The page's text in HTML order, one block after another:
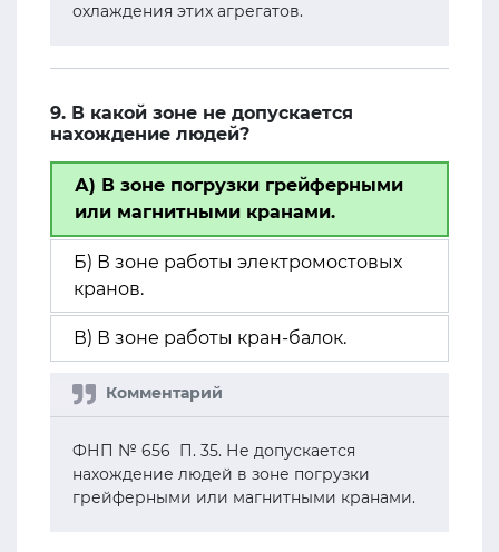
охлаждения этих агрегатов.
9. В какой зоне не допускается
нахождение людей?
А) В зоне погрузки грейферными
или магнитными кранами.
Б) В зоне работы электромостовых
кранов.
В) В зоне работы кран-балок.
ФНП № 656 П. 35. Не допускается
нахождение людей в зоне погрузки
грейферными или магнитными кранами.